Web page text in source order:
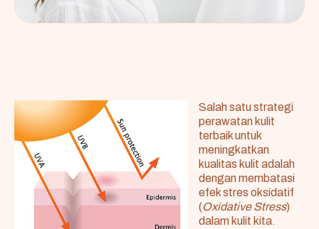
Salah satu strategi
perawatan kulit
terbaik untuk
meningkatkan
kualitas kulit adalah
dengan membatasi
efek stres oksidatif
(Oxidative Stress)
dalam kulit kita.